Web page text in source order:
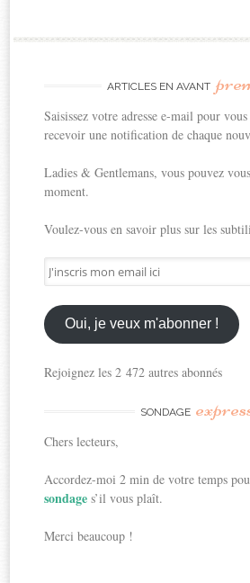
ARTICLES EN AVANT
Saisissez votre adresse e-mail pour
recevoir une notification de chaque
Ladies & Gentlemans, vous pouvez
moment.
Voulez-vous en savoir plus sur les
J'inscris
mon
email
ici
Oui, je veux m'abonner !
Rejoignez les 2 472 autres abonnés
SONDAGE
Chers lecteurs,
Accordez-moi 2 min de votre temps
sondages’il vous plaît.
Merci beaucoup !